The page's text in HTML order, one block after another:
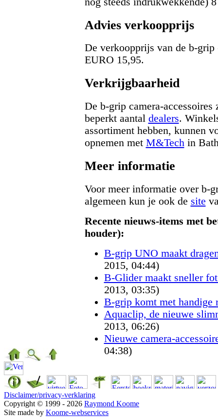
Advies verkoopprijs
De verkoopprijs van de b-grip
EURO 15,95.
Verkrijgbaarheid
De b-grip camera-
beperkt aantal dealers.
assortiment hebben, kunnen
opnemen met M&Techin
Meer informatie
Voor meer informatie over b-
algemeen kun je ook de site
Recente nieuws-items met
houder):
B-grip UNO maakt
2015, 04:44)
B-Glider maakt sneller
2013, 03:35)
B-grip komt met handige
Aquaclip, de nieuwe
2013, 06:26)
Nieuwe camera-
04:38)
Disclaimer/privacy-verklaring
Copyright © 1999 - 2026 Raymond Koome
Site made by Koome-webservices